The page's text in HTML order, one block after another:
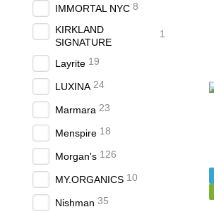
IMMORTAL NYC 8
KIRKLAND
SIGNATURE
1
Layrite 19
LUXINA 24
Marmara 23
Menspire 18
Morgan's 126
MY.ORGANICS 10
Nishman 35